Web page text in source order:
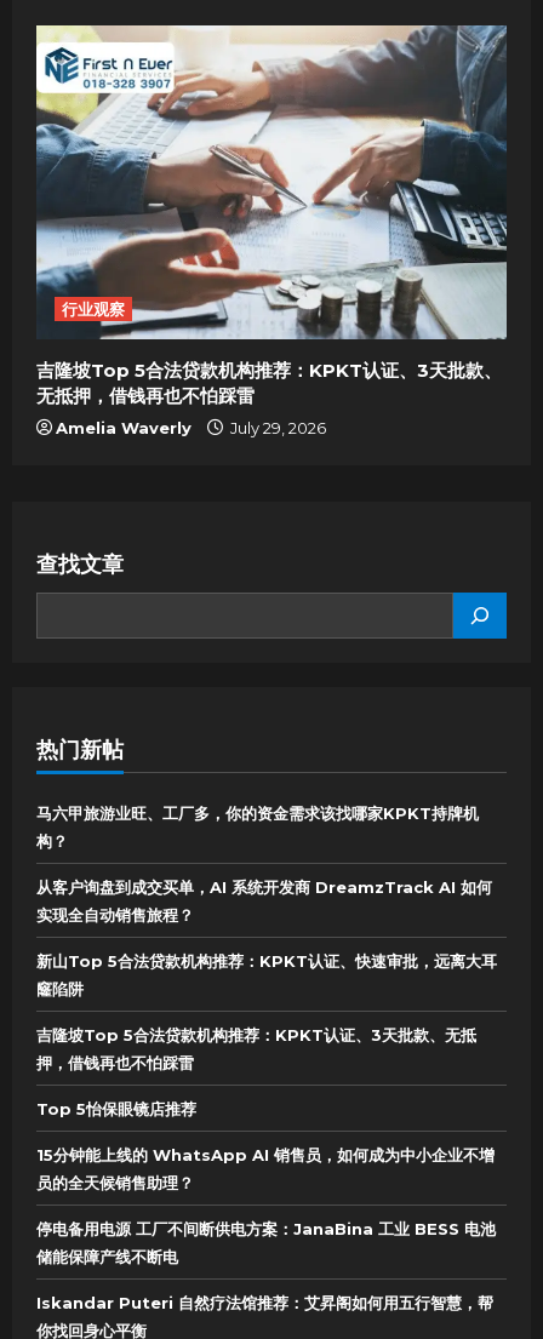
行业观察
吉隆坡Top 5合法贷款机构推荐：KPKT认证、3天批款、
无抵押，借钱再也不怕踩雷
Amelia Waverly July 29, 2026
查找文章
热门新帖
马六甲旅游业旺、工厂多，你的资金需求该找哪家KPKT持牌机
构？
从客户询盘到成交买单，AI 系统开发商 DreamzTrack AI 如何
实现全自动销售旅程？
新山Top 5合法贷款机构推荐：KPKT认证、快速审批，远离大耳
窿陷阱
吉隆坡Top 5合法贷款机构推荐：KPKT认证、3天批款、无抵
押，借钱再也不怕踩雷
Top 5怡保眼镜店推荐
15分钟能上线的 WhatsApp AI 销售员，如何成为中小企业不增
员的全天候销售助理？
停电备用电源 工厂不间断供电方案：JanaBina 工业 BESS 电池
储能保障产线不断电
Iskandar Puteri 自然疗法馆推荐：艾昇阁如何用五行智慧，帮
你找回身心平衡